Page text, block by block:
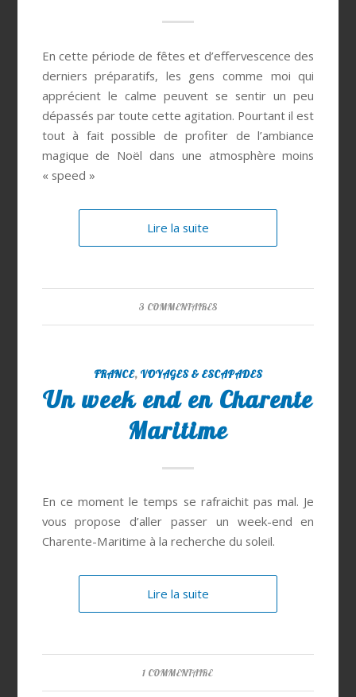
En cette période de fêtes et d’effervescence des
derniers préparatifs, les gens comme moi qui
apprécient le calme peuvent se sentir un peu
dépassés par toute cette agitation. Pourtant il est
tout à fait possible de profiter de l’ambiance
magique de Noël dans une atmosphère moins
« speed »
Lire la suite
3 COMMENTAIRES
FRANCE, VOYAGES & ESCAPADES
Un week end en Charente
Maritime
En ce moment le temps se rafraichit pas mal. Je
vous propose d’aller passer un week-end en
Charente-Maritime à la recherche du soleil.
Lire la suite
1 COMMENTAIRE